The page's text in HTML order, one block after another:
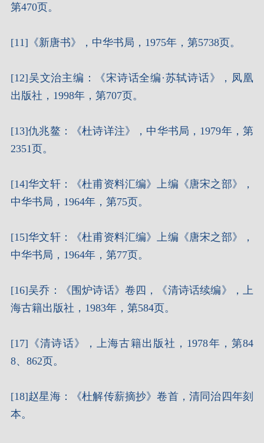
第470页。
[11]《新唐书》，中华书局，1975年，第5738页。
[12]吴文治主编：《宋诗话全编·苏轼诗话》，凤凰
出版社，1998年，第707页。
[13]仇兆鳌：《杜诗详注》，中华书局，1979年，第
2351页。
[14]华文轩：《杜甫资料汇编》上编《唐宋之部》，
中华书局，1964年，第75页。
[15]华文轩：《杜甫资料汇编》上编《唐宋之部》，
中华书局，1964年，第77页。
[16]吴乔：《围炉诗话》卷四，《清诗话续编》，上
海古籍出版社，1983年，第584页。
[17]《清诗话》，上海古籍出版社，1978年，第84
8、862页。
[18]赵星海：《杜解传薪摘抄》卷首，清同治四年刻
本。